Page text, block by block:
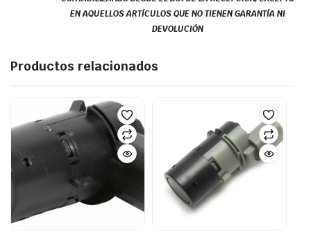
EN AQUELLOS ARTÍCULOS QUE NO TIENEN GARANTÍA NI
DEVOLUCIÓN
Productos relacionados